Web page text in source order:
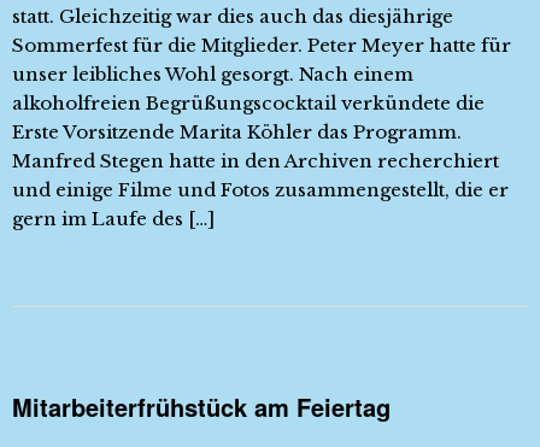
statt. Gleichzeitig war dies auch das diesjährige
Sommerfest für die Mitglieder. Peter Meyer hatte für
unser leibliches Wohl gesorgt. Nach einem
alkoholfreien Begrüßungscocktail verkündete die
Erste Vorsitzende Marita Köhler das Programm.
Manfred Stegen hatte in den Archiven recherchiert
und einige Filme und Fotos zusammengestellt, die er
gern im Laufe des […]
Mitarbeiterfrühstück am Feiertag